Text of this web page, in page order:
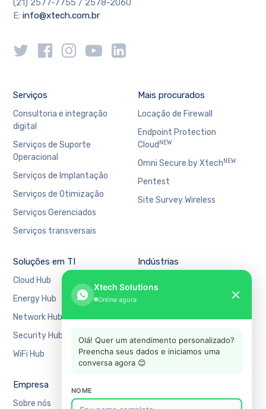
(21) 2577-7755 / 2578-2060
E:info@xtech.com.br
Serviços
Consultoria e integração
digital
Serviços de Suporte
Operacional
Serviços de Implantação
Serviços de Otimização
Serviços Gerenciados
Serviços transversais
Mais procurados
Locação de Firewall
Endpoint Protection
Cloud NEW
Omni Secure by XtechNEW
Pentest
Site Survey Wireless
Soluções em TI
Cloud Hub
Energy Hub
Network Hub
Security Hub
WiFi Hub
Indústrias
Manufatura
Mercado Financeiro
Varejo
Empresa
Sobre nós
Xtech Solutions
Online agora ✕
Olá! Quer um atendimento personalizado?
Preencha seus dados e iniciamos uma
conversa agora 😊
NOME